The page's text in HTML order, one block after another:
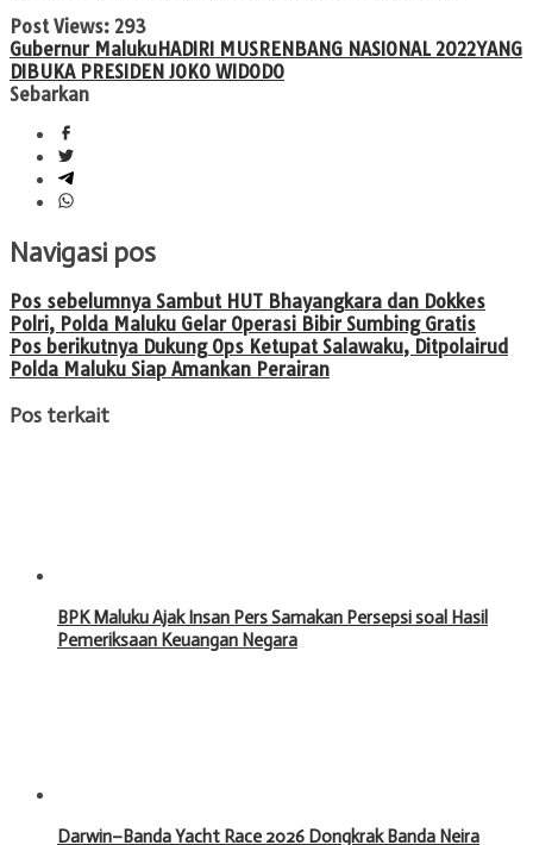
Post Views: 293
Gubernur MalukuHADIRI MUSRENBANG NASIONAL 2022YANG
DIBUKA PRESIDEN JOKO WIDODO
Sebarkan
Navigasi pos
Pos sebelumnya Sambut HUT Bhayangkara dan Dokkes
Polri, Polda Maluku Gelar Operasi Bibir Sumbing Gratis
Pos berikutnya Dukung Ops Ketupat Salawaku, Ditpolairud
Polda Maluku Siap Amankan Perairan
Pos terkait
BPK Maluku Ajak Insan Pers Samakan Persepsi soal Hasil
Pemeriksaan Keuangan Negara
Darwin–Banda Yacht Race 2026 Dongkrak Banda Neira